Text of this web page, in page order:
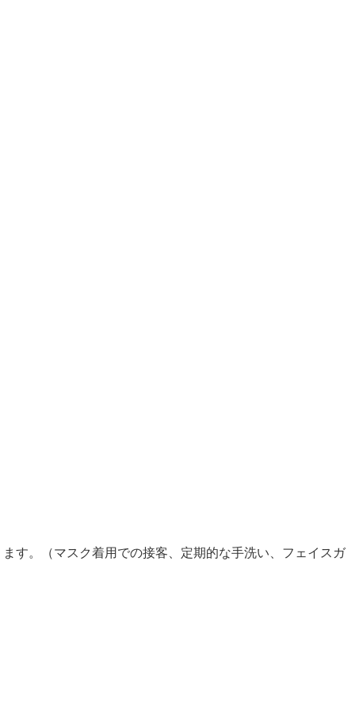
す。（マスク着用での接客、定期的な手洗い、フェイスガ